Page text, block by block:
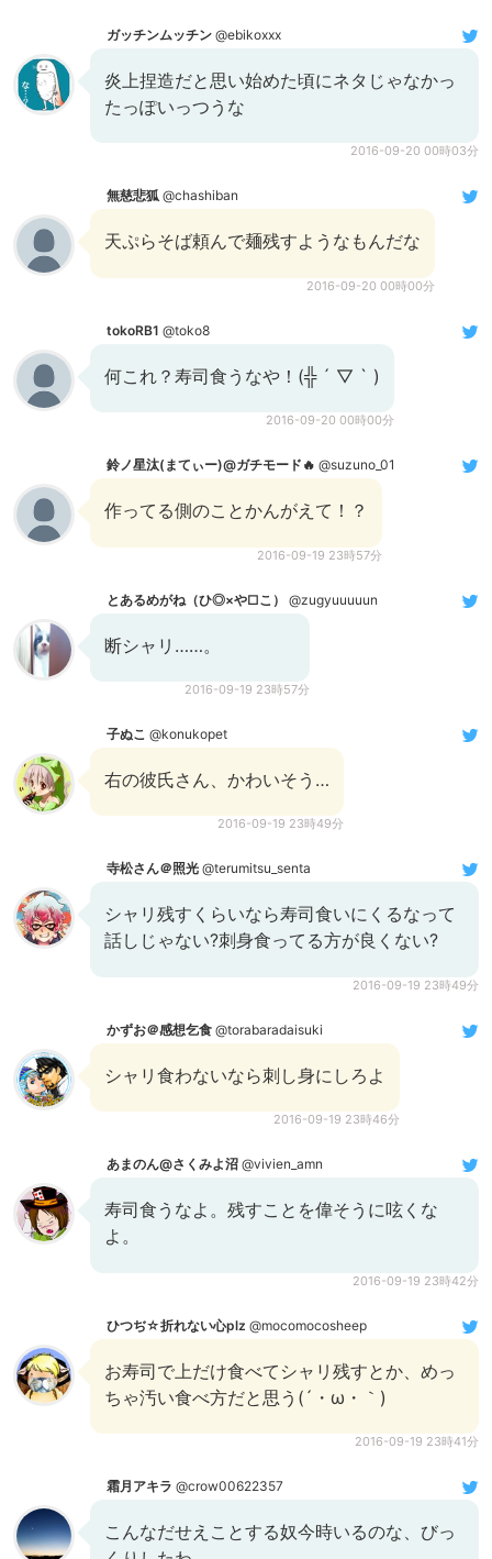
ガッチンムッチン @ebikoxxx
炎上捏造だと思い始めた頃にネタじゃなかっ
たっぽいっつうな
2016-09-20 00時03分
無慈悲狐 @chashiban
天ぷらそば頼んで麺残すようなもんだな
2016-09-20 00時00分
tokoRB1 @toko8
何これ？寿司食うなや！(╬ ´ ▽ ` )
2016-09-20 00時00分
鈴ノ星汰(まてぃー)@ガチモード🔥 @suzuno_01
作ってる側のことかんがえて！？
2016-09-19 23時57分
とあるめがね（ひ◎×や□こ） @zugyuuuuun
断シャリ……。
2016-09-19 23時57分
子ぬこ @konukopet
右の彼氏さん、かわいそう…
2016-09-19 23時49分
寺松さん＠照光 @terumitsu_senta
シャリ残すくらいなら寿司食いにくるなって
話しじゃない?刺身食ってる方が良くない?
2016-09-19 23時49分
かずお＠感想乞食 @torabaradaisuki
シャリ食わないなら刺し身にしろよ
2016-09-19 23時46分
あまのん@さくみよ沼 @vivien_amn
寿司食うなよ。残すことを偉そうに呟くな
よ。
2016-09-19 23時42分
ひつぢ☆折れない心plz @mocomocosheep
お寿司で上だけ食べてシャリ残すとか、めっ
ちゃ汚い食べ方だと思う(´・ω・｀)
2016-09-19 23時41分
霜月アキラ @crow00622357
こんなだせえことする奴今時いるのな、びっ